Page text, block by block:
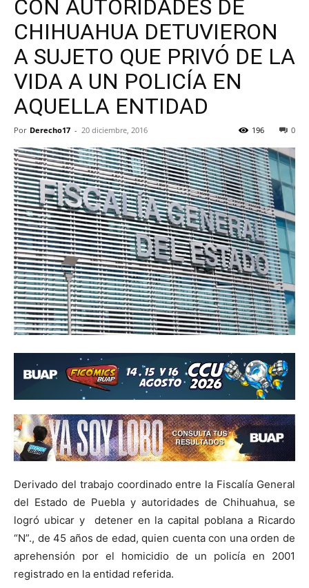
CON AUTORIDADES DE
CHIHUAHUA DETUVIERON
A SUJETO QUE PRIVÓ DE LA
VIDA A UN POLICÍA EN
AQUELLA ENTIDAD
Por Derecho17 - 20 diciembre, 2016 0
196
Derivado del trabajo coordinado entre la Fiscalía General
del Estado de Puebla y autoridades de Chihuahua, se
logró ubicar y detener en la capital poblana a Ricardo
“N”., de 45 años de edad, quien cuenta con una orden de
aprehensión por el homicidio de un policía en 2001
registrado en la entidad referida.